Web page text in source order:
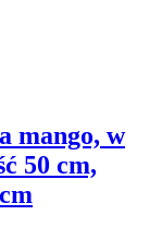
mango, w
50 cm,